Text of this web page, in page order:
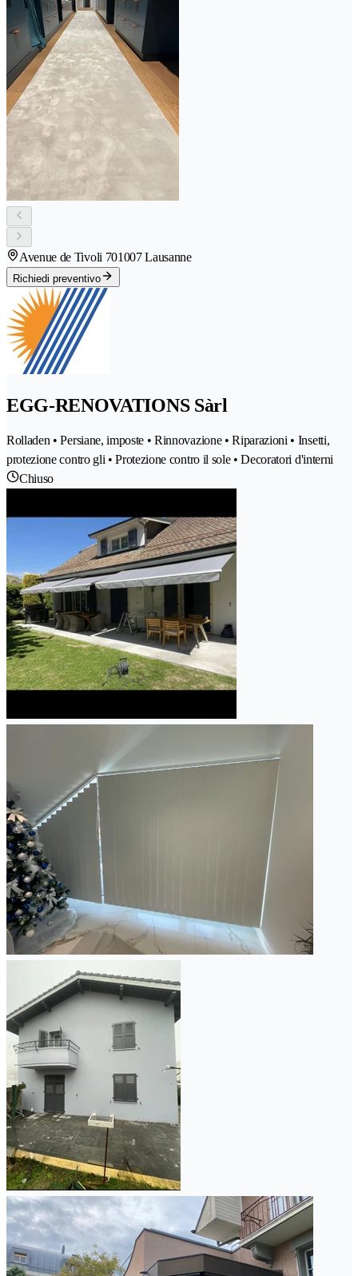
Avenue de Tivoli 701007 Lausanne
Richiedi preventivo
EGG-RENOVATIONS Sàrl
Rolladen • Persiane, imposte • Rinnovazione • Riparazioni • Insetti,
protezione contro gli • Protezione contro il sole • Decoratori d'interni
Chiuso